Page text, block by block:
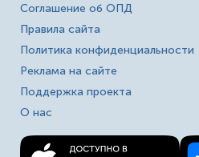
Соглашение об ОПД
Правила сайта
Политика конфиденциальности
Реклама на сайте
Поддержка проекта
О нас